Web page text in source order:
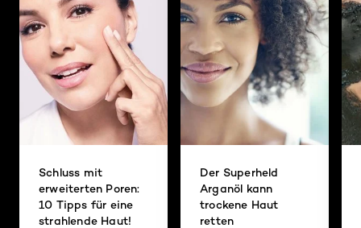
Schluss mit
erweiterten Poren:
10 Tipps für eine
strahlende Haut!
Der Superheld
Arganöl kann
trockene Haut
retten